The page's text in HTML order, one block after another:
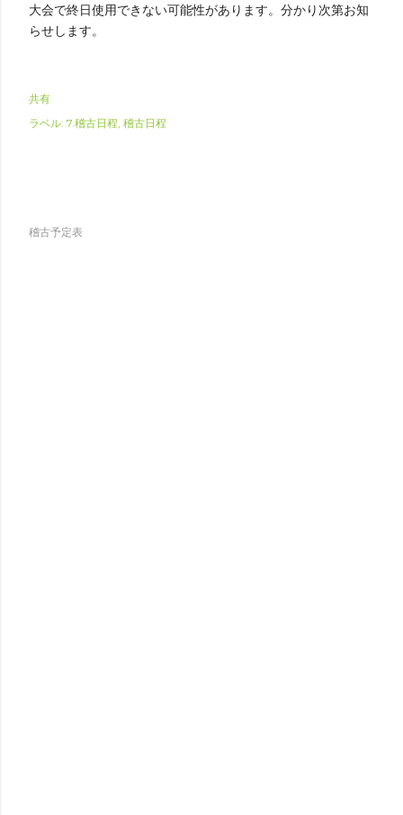
大会で終日使用できない可能性があります。分かり次第お知
らせします。
共有
ラベル: 7.稽古日程 稽古日程
稽古予定表